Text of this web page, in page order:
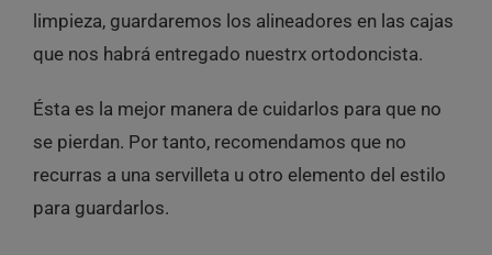
limpieza, guardaremos los alineadores en las cajas
que nos habrá entregado nuestrx ortodoncista.
Ésta es la mejor manera de cuidarlos para que no
se pierdan. Por tanto, recomendamos que no
recurras a una servilleta u otro elemento del estilo
para guardarlos.